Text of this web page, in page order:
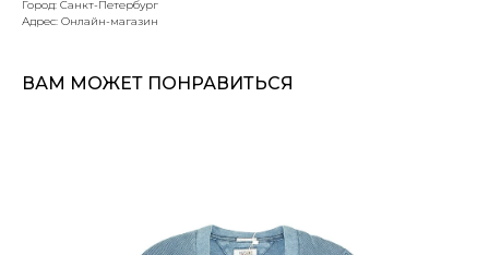
Город: Санкт-Петербург
Адрес: Онлайн-магазин
ВАМ МОЖЕТ ПОНРАВИТЬСЯ